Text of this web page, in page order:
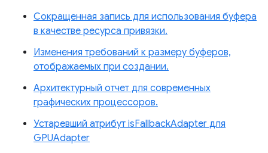
Сокращенная запись для использования буфера
в качестве ресурса привязки.
Изменения требований к размеру буферов,
отображаемых при создании.
Архитектурный отчет для современных
графических процессоров.
Устаревший атрибут isFallbackAdapter для
GPUAdapter